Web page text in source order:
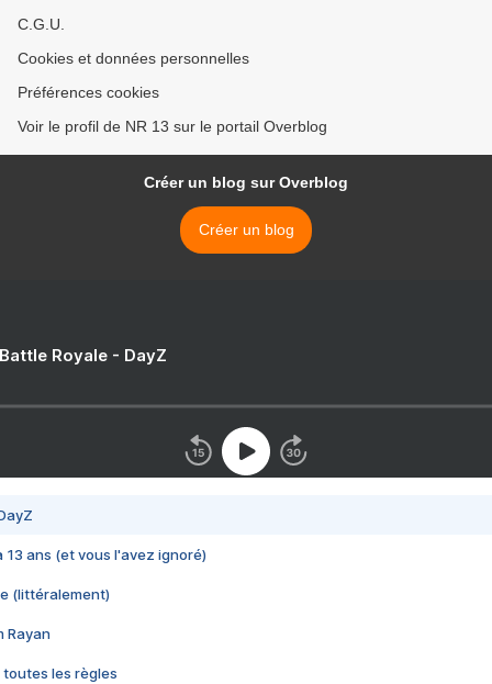
C.G.U.
Cookies et données personnelles
Préférences cookies
Voir le profil de NR 13 sur le portail Overblog
Créer un blog sur Overblog
Créer un blog
Royale - DayZ
13 ans (et vous l'avez ignoré)
(littéralement)
Rayan
toutes les règles